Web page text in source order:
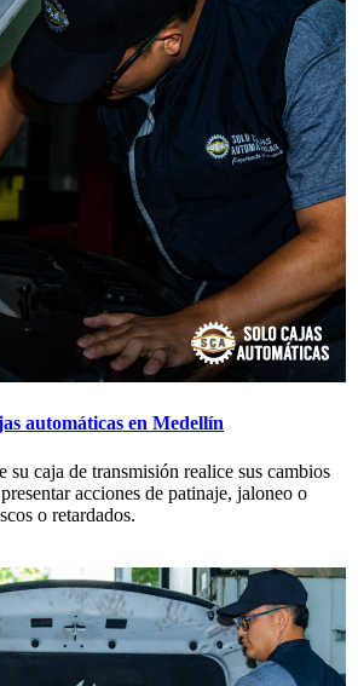
automáticas en Medellín
su caja de transmisión realice sus cambios
acciones de patinaje, jaloneo o
o retardados.